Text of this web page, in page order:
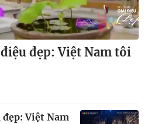
đẹp: Việt Nam tôi
Việt Nam